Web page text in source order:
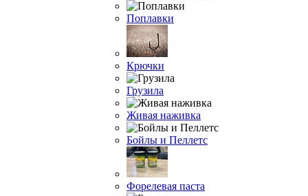
Поплавки
Крючки
Грузила
Живая наживка
Бойлы и Пеллетс
Форелевая паста